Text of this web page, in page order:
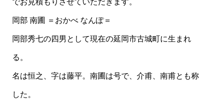
岡部 南圃 ＝おかべ なんぽ＝
岡部秀七の四男として現在の延岡市古城町に生まれ
る。
名は恒之、字は藤平。南圃は号で、介甫、南甫とも称
した。